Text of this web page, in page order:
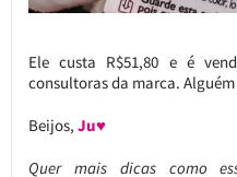
Ele custa R$51,80 e é
consultoras da marca.
Beijos, Ju♥
Quer mais dicas como